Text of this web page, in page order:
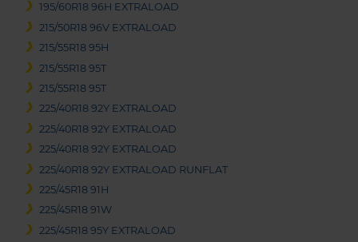
195/60R18 96H EXTRALOAD
215/50R18 96V EXTRALOAD
215/55R18 95H
215/55R18 95T
215/55R18 95T
225/40R18 92Y EXTRALOAD
225/40R18 92Y EXTRALOAD
225/40R18 92Y EXTRALOAD
225/40R18 92Y EXTRALOAD RUNFLAT
225/45R18 91H
225/45R18 91W
225/45R18 95Y EXTRALOAD